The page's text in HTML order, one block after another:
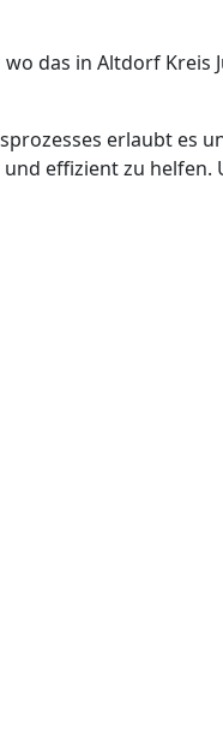
das in Altdorf Kreis
erlaubt es
effizient zu helfen.